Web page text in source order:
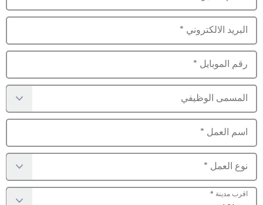
البريد الالكتروني *
رقم الموبايل *
المسمى الوظيفي
اسم العمل *
نوع العمل *
اقرب مدينة *